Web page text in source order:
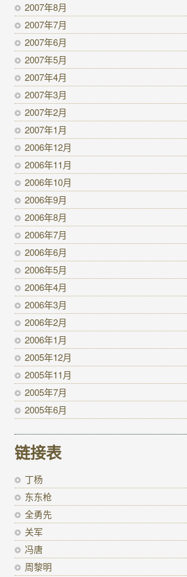
2007年8月
2007年7月
2007年6月
2007年5月
2007年4月
2007年3月
2007年2月
2007年1月
2006年12月
2006年11月
2006年10月
2006年9月
2006年8月
2006年7月
2006年6月
2006年5月
2006年4月
2006年3月
2006年2月
2006年1月
2005年12月
2005年11月
2005年7月
2005年6月
链接表
丁杨
东东枪
全勇先
关军
冯唐
周黎明